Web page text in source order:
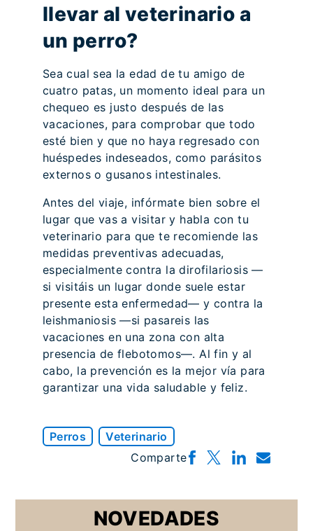
llevar al veterinario a
un perro?
Sea cual sea la edad de tu amigo de
cuatro patas, un momento ideal para un
chequeo es justo después de las
vacaciones, para comprobar que todo
esté bien y que no haya regresado con
huéspedes indeseados, como parásitos
externos o gusanos intestinales.
Antes del viaje, infórmate bien sobre el
lugar que vas a visitar y habla con tu
veterinario para que te recomiende las
medidas preventivas adecuadas,
especialmente contra la dirofilariosis —
si visitáis un lugar donde suele estar
presente esta enfermedad— y contra la
leishmaniosis —si pasareis las
vacaciones en una zona con alta
presencia de flebotomos—. Al fin y al
cabo, la prevención es la mejor vía para
garantizar una vida saludable y feliz.
Perros
Veterinario
Comparte
NOVEDADES